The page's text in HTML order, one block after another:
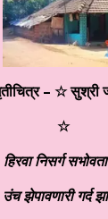
– ☆ सुश्री
☆
हिरवा निसर्ग
उंच झेपावणारी गर्द